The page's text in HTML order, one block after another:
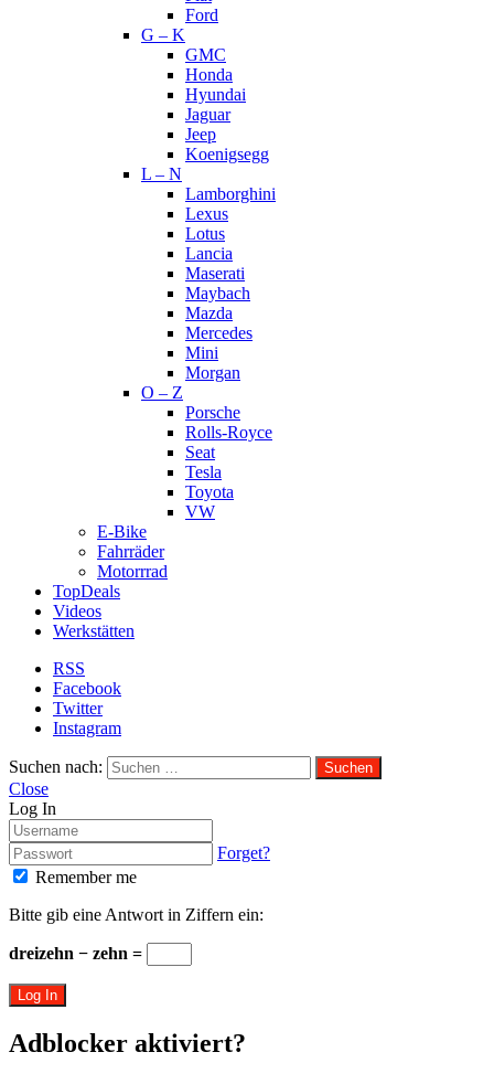
Ford
G – K
GMC
Honda
Hyundai
Jaguar
Jeep
Koenigsegg
L – N
Lamborghini
Lexus
Lotus
Lancia
Maserati
Maybach
Mazda
Mercedes
Mini
Morgan
O – Z
Porsche
Rolls-Royce
Seat
Tesla
Toyota
VW
E-Bike
Fahrräder
Motorrrad
TopDeals
Videos
Werkstätten
RSS
Facebook
Twitter
Instagram
Suchen nach:
Close
Log In
Forget?
Remember me
Bitte gib eine Antwort in Ziffern ein:
dreizehn − zehn =
Log In
Adblocker aktiviert?